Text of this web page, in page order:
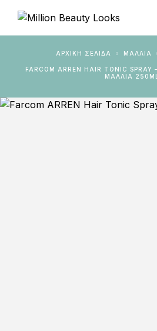
ΑΡΧΙΚΉ ΣΕΛΊΔΑ ΜΑΛΛΙΑ
FARCOM ARREN HAIR TONIC SPRAY – ΌΓΚΟ & ΤΌΝΩΣΗ ΣΤΑ
ΜΑΛΛΙΆ 250ML